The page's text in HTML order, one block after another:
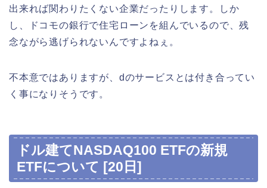
出来れば関わりたくない企業だったりします。しか
し、ドコモの銀行で住宅ローンを組んでいるので、残
念ながら逃げられないんですよねぇ。
不本意ではありますが、dのサービスとは付き合ってい
く事になりそうです。
ドル建てNASDAQ100 ETFの新規
ETFについて [20日]